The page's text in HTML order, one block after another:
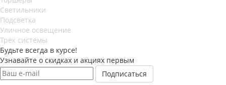
Светильники
Подсветка
Уличное освещение
Трек системы
Будьте всегда в курсе!
Узнавайте о скидках и акциях первым